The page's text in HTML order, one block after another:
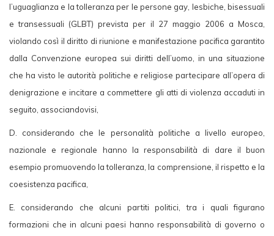
l’uguaglianza e la tolleranza per le persone gay, lesbiche, bisessuali
e transessuali (GLBT) prevista per il 27 maggio 2006 a Mosca,
violando così il diritto di riunione e manifestazione pacifica garantito
dalla Convenzione europea sui diritti dell’uomo, in una situazione
che ha visto le autorità politiche e religiose partecipare all’opera di
denigrazione e incitare a commettere gli atti di violenza accaduti in
seguito, associandovisi,
D. considerando che le personalità politiche a livello europeo,
nazionale e regionale hanno la responsabilità di dare il buon
esempio promuovendo la tolleranza, la comprensione, il rispetto e la
coesistenza pacifica,
E. considerando che alcuni partiti politici, tra i quali figurano
formazioni che in alcuni paesi hanno responsabilità di governo o